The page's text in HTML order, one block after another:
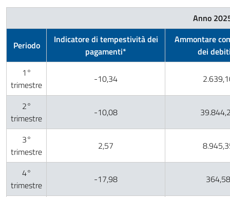
Anno
Periodo
Indicatore di tempestività dei
pagamenti*
Ammontare
dei
1°
trimestre
-10,34
2°
trimestre
-10,08
3°
trimestre
2,57
4°
trimestre
-17,98 364,58